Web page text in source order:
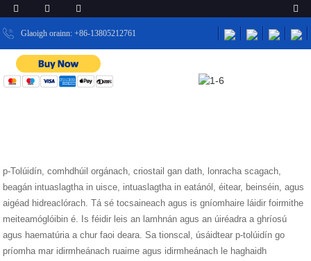
Glaoigh orainn: +86-13805212761
p-Tolúidín, comhdhúil orgánach, criostail gan dath, lonracha scagach,
beagán intuaslagtha in uisce, intuaslagtha in eatánól, éitear, beinséin, agus
aigéad hidreaclórach. Tá sé tocsaineach agus is gníomhaire láidir foirmithe
meiteamóglóibin é. Is féidir leis an lamhnán agus an úiréadra a ghríosú
agus haematúria a chur faoi deara. Sa tionscal, úsáidtear p-tolúidín go
príomha mar idirmheánach ruaime agus idirmheánach le haghaidh